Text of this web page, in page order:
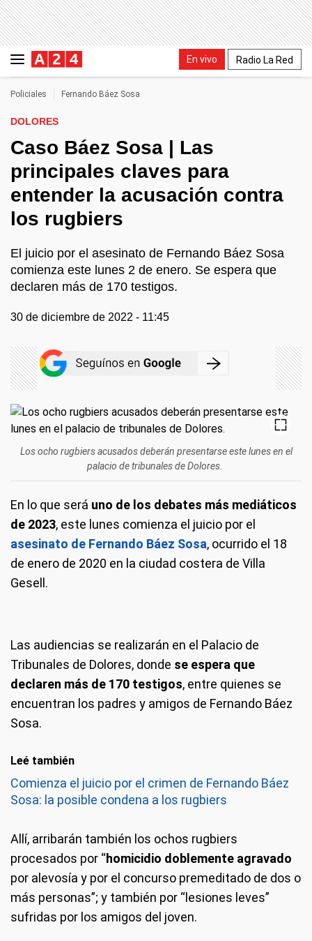
En vivo Radio La Red
Policiales Fernando Báez Sosa
DOLORES
Caso Báez Sosa | Las
principales claves para
entender la acusación contra
los rugbiers
El juicio por el asesinato de Fernando Báez Sosa
comienza este lunes 2 de enero. Se espera que
declaren más de 170 testigos.
30 de diciembre de 2022 - 11:45
Los ocho rugbiers acusados deberán presentarse este lunes en el
palacio de tribunales de Dolores.
En lo que será uno de los debates más mediáticos
de 2023, este lunes comienza el juicio por el
asesinato de Fernando Báez Sosa, ocurrido el 18
de enero de 2020 en la ciudad costera de Villa
Gesell.
Las audiencias se realizarán en el Palacio de
Tribunales de Dolores, donde se espera que
declaren más de 170 testigos, entre quienes se
encuentran los padres y amigos de Fernando Báez
Sosa.
Leé también
Comienza el juicio por el crimen de Fernando Báez
Sosa: la posible condena a los rugbiers
Allí, arribarán también los ochos rugbiers
procesados por “homicidio doblemente agravado
por alevosía y por el concurso premeditado de dos o
más personas”; y también por “lesiones leves”
sufridas por los amigos del joven.